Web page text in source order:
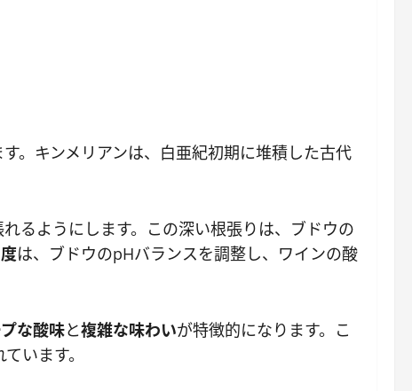
。キンメリアンは、白亜紀初期に堆積した古代
るようにします。この深い根張りは、ブドウの
は、ブドウのpHバランスを調整し、ワインの酸
な酸味と複雑な味わいが特徴的になります。こ
います。